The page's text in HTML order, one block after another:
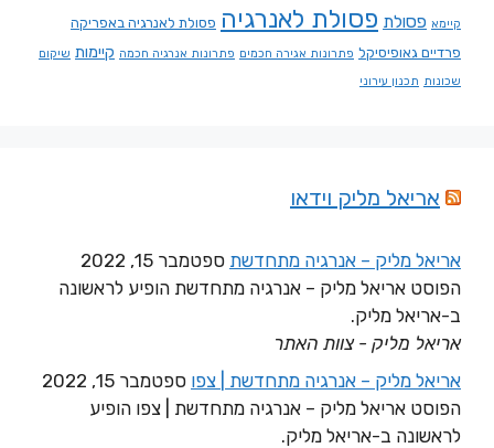
קיימא פסולת פסולת לאנרגיה פסולת לאנרגיה באפריקה
פרדיים גאופיסיקל פתרונות אגירה חכמים פתרונות אנרגיה חכמה קיימות שיקום
שכונות תכנון עירוני
אריאל מליק וידאו
אריאל מליק – אנרגיה מתחדשת ספטמבר 15, 2022
הפוסט אריאל מליק – אנרגיה מתחדשת הופיע לראשונה
ב-אריאל מליק.
אריאל מליק - צוות האתר
אריאל מליק – אנרגיה מתחדשת | צפו ספטמבר 15, 2022
הפוסט אריאל מליק – אנרגיה מתחדשת | צפו הופיע
לראשונה ב-אריאל מליק.